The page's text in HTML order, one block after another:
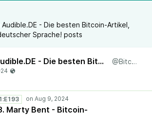
- Die besten Bitcoin-Artikel,
Sprache! posts
Bitcoin Audible.DE - Die besten Bitcoin-Artikel, vorgelesen in deutscher Sprache! @BitcoinAudibleDE
Marty Bent - Bitcoin-